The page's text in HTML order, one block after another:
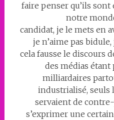
faire penser qu’ils
notre
candidat, je le mets en
je n’aime pas
cela fausse le discours
des médias étant
milliardaires
industrialisé, seuls
servaient de
s’exprimer une